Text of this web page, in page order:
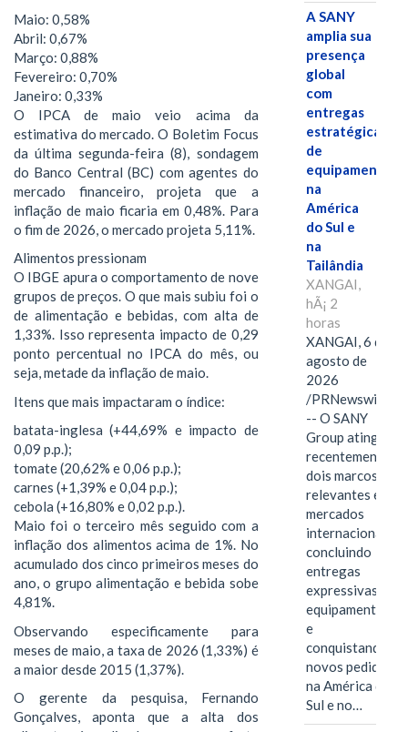
Maio: 0,58%
Abril: 0,67%
Março: 0,88%
Fevereiro: 0,70%
Janeiro: 0,33%
O IPCA de maio veio acima da
estimativa do mercado. O Boletim Focus
da última segunda-feira (8), sondagem
do Banco Central (BC) com agentes do
mercado financeiro, projeta que a
inflação de maio ficaria em 0,48%. Para
o fim de 2026, o mercado projeta 5,11%.
Alimentos pressionam
O IBGE apura o comportamento de nove
grupos de preços. O que mais subiu foi o
de alimentação e bebidas, com alta de
1,33%. Isso representa impacto de 0,29
ponto percentual no IPCA do mês, ou
seja, metade da inflação de maio.
Itens que mais impactaram o índice:
batata-inglesa (+44,69% e impacto de
0,09 p.p.);
tomate (20,62% e 0,06 p.p.);
carnes (+1,39% e 0,04 p.p.);
cebola (+16,80% e 0,02 p.p.).
Maio foi o terceiro mês seguido com a
inflação dos alimentos acima de 1%. No
acumulado dos cinco primeiros meses do
ano, o grupo alimentação e bebida sobe
4,81%.
Observando especificamente para
meses de maio, a taxa de 2026 (1,33%) é
a maior desde 2015 (1,37%).
O gerente da pesquisa, Fernando
Gonçalves, aponta que a alta dos
A SANY
amplia sua
presença
global
com
entregas
estratégicas
de
equipamentos
na
América
do Sul e
na
Tailândia
XANGAI,
hÃ¡ 2
horas
XANGAI, 6 de
agosto de
2026
/PRNewswire/
-- O SANY
Group atingiu
recentemente
dois marcos
relevantes em
mercados
internacionais,
concluindo
entregas
expressivas de
equipamentos
e
conquistando
novos pedidos
na América do
Sul e no…